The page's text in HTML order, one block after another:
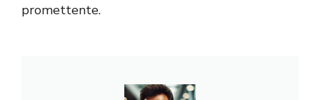
promettente.